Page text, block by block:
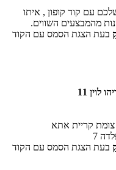
עם קוד קופון , איתו
מהמבצעים השווים.
בעת הצגת הסמס עם הקוד
11
7
בעת הצגת הסמס עם הקוד